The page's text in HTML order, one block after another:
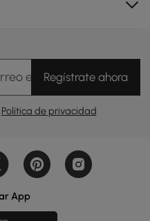
electrónico
Regístrate ahora
Política de privacidad
App